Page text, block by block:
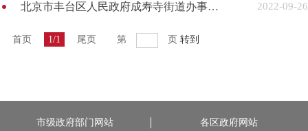
北京市丰台区人民政府成寿寺街道办事处2021年度部门决算公开 2022-09-26
首页 1/1 尾页 第 页 转到
市级政府部门网站 各区政府网站